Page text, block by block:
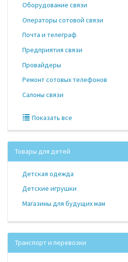
Оборудование связи
Операторы сотовой связи
Почта и телеграф
Предприятия связи
Провайдеры
Ремонт сотовых телефонов
Салоны связи
Показать все
Товары для детей
Детская одежда
Детские игрушки
Магазины для будущих мам
Транспорт и перевозки